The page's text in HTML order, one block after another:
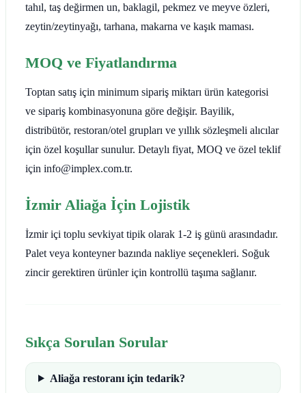
tahıl, taş değirmen un, baklagil, pekmez ve meyve özleri,
zeytin/zeytinyağı, tarhana, makarna ve kaşık maması.
MOQ ve Fiyatlandırma
Toptan satış için minimum sipariş miktarı ürün kategorisi
ve sipariş kombinasyonuna göre değişir. Bayilik,
distribütör, restoran/otel grupları ve yıllık sözleşmeli alıcılar
için özel koşullar sunulur. Detaylı fiyat, MOQ ve özel teklif
için info@implex.com.tr.
İzmir Aliağa İçin Lojistik
İzmir içi toplu sevkiyat tipik olarak 1-2 iş günü arasındadır.
Palet veya konteyner bazında nakliye seçenekleri. Soğuk
zincir gerektiren ürünler için kontrollü taşıma sağlanır.
Sıkça Sorulan Sorular
Aliağa restoranı için tedarik?